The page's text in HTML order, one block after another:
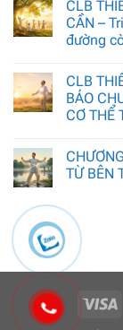
CLB
CẦN –
đường
CLB
BÁO
CƠ THỂ
TỪ BÊN